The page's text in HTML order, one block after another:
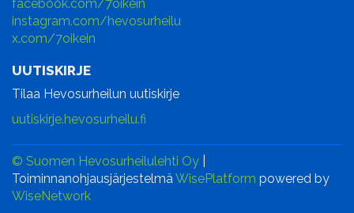
facebook.com/7oikein
instagram.com/hevosurheilu
x.com/7oikein
UUTISKIRJE
Tilaa Hevosurheilun uutiskirje
uutiskirje.hevosurheilu.fi
© Suomen Hevosurheilulehti Oy
ToiminnanohjausjärjestelmäWisePlatform powered by
WiseNetwork